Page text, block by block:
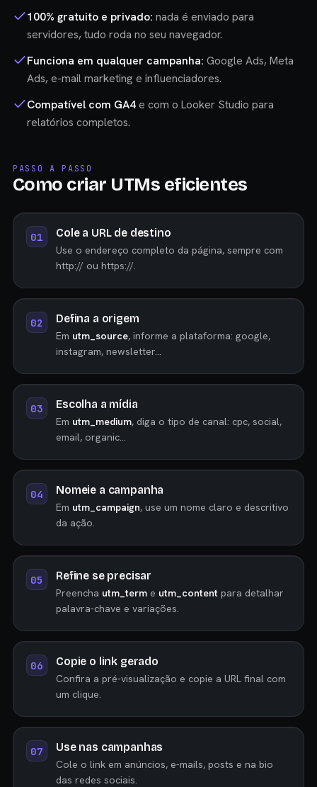
100% gratuito e privado: nada é enviado para
servidores, tudo roda no seu navegador.
Funciona em qualquer campanha: Google Ads, Meta
Ads, e-mail marketing e influenciadores.
Compatível com GA4e com o Looker Studio para
relatórios completos.
PASSO A PASSO
Como criar UTMs eficientes
Cole a URL de destino
Use o endereço completo da página, sempre com
http:// ou https://.
Defina a origem
Em utm_source, informe a plataforma: google,
instagram, newsletter…
Escolha a mídia
Em utm_medium, diga o tipo de canal: cpc, social,
email, organic…
Nomeie a campanha
Em utm_campaign, use um nome claro e descritivo
da ação.
Refine se precisar
Preencha utm_term e utm_content para detalhar
palavra-chave e variações.
Copie o link gerado
Confira a pré-visualização e copie a URL final com
um clique.
Use nas campanhas
Cole o link em anúncios, e-mails, posts e na bio
das redes sociais.